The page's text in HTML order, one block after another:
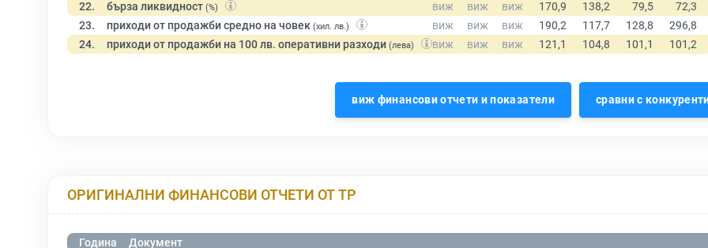
22. бърза ликвидност (%)
23. приходи от продажби средно на човек (хил. лв.)
24. приходи от продажби на 100 лв. оперативни разходи (лева)
виж финансови отчети и показатели сравни с
ОРИГИНАЛНИ ФИНАНСОВИ ОТЧЕТИ ОТ ТР
Година
Документ